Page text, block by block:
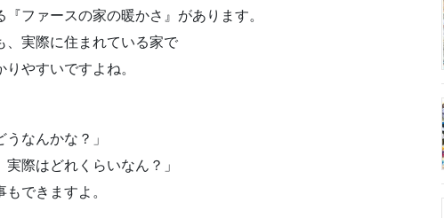
ファースの家の暖かさ』があります。
、実際に住まれている家で
やすいですよね。
なんかな？」
際はどれくらいなん？」
できますよ。